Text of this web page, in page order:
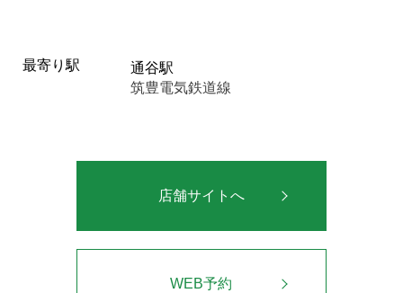
最寄り駅
通谷駅
筑豊電気鉄道線
店舗サイトへ
WEB予約